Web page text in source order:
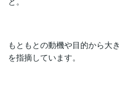
もともとの動機や目的から大
を指摘しています。